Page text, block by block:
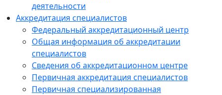
деятельности
Аккредитация специалистов
Федеральный аккредитационный центр
Общая информация об аккредитации
специалистов
Сведения об аккредитационном центре
Первичная аккредитация специалистов
Первичная специализированная